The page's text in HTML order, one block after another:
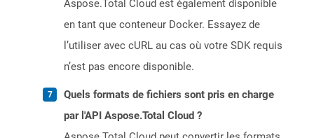
Aspose.Total Cloud est également disponible
en tant que conteneur Docker. Essayez de
l’utiliser avec cURL au cas où votre SDK requis
n’est pas encore disponible.
Quels formats de fichiers sont pris en charge
par l'API Aspose.Total Cloud ?